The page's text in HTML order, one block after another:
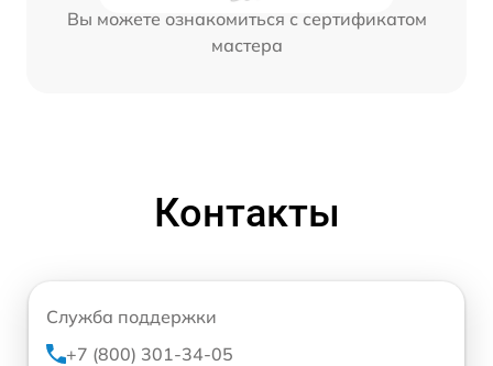
Вы можете ознакомиться с сертификатом
мастера
Контакты
Служба поддержки
+7 (800) 301-34-05